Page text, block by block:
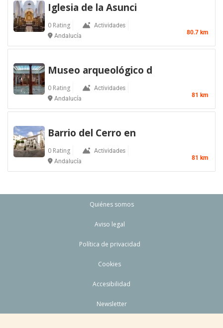
Iglesia de la Asunci
0 Rating
Actividades
Andalucía
80.7 km
Museo arqueológico d
0 Rating
Actividades
Andalucía
81 km
Barrio del Cerro en
0 Rating
Actividades
Andalucía
81 km
Quiénes somos
Aviso legal
Política de privacidad
Cookies
Accesibilidad
Newsletter